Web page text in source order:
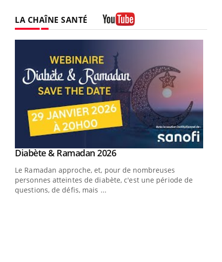
LA CHAÎNE SANTÉ
Youtube
Diabète & Ramadan 2026Youtube
Le Ramadan approche, et, pour de nombreuses
personnes atteintes de diabète, c'est une période de
questions, de défis, mais ...